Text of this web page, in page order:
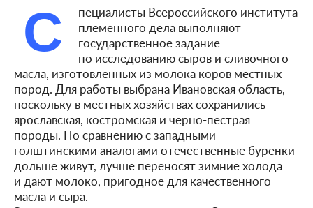
С
пециалисты Всероссийского института
племенного дела выполняют
государственное задание
по исследованию сыров и сливочного
масла, изготовленных из молока коров местных
пород. Для работы выбрана Ивановская область,
поскольку в местных хозяйствах сохранились
ярославская, костромская и черно-пестрая
породы. По сравнению с западными
голштинскими аналогами отечественные буренки
дольше живут, лучше переносят зимние холода
и дают молоко, пригодное для качественного
масла и сыра.